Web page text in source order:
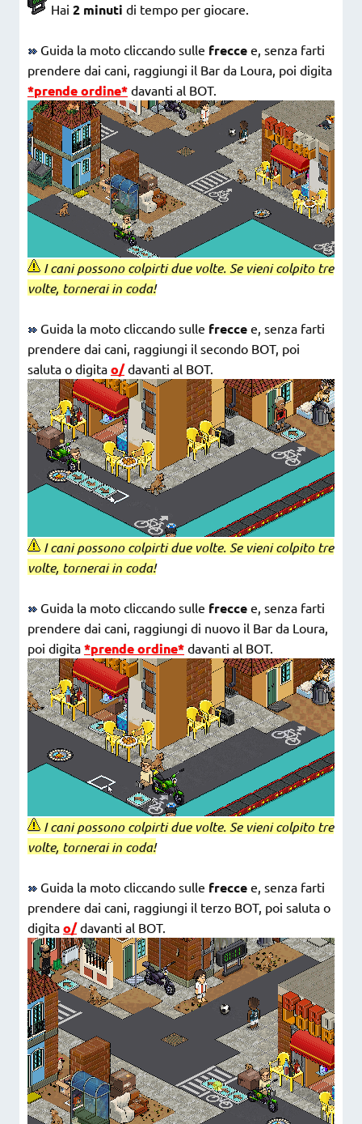
Hai 2 minuti di tempo per giocare.
Guida la moto cliccando sulle frecce e, senza farti
prendere dai cani, raggiungi il Bar da Loura, poi digita
*prende ordine* davanti al BOT.
I cani possono colpirti due volte. Se vieni colpito tre
volte, tornerai in coda!
Guida la moto cliccando sulle frecce e, senza farti
prendere dai cani, raggiungi il secondo BOT, poi
saluta o digita o/davanti al BOT.
I cani possono colpirti due volte. Se vieni colpito tre
volte, tornerai in coda!
Guida la moto cliccando sulle frecce e, senza farti
prendere dai cani, raggiungi di nuovo il Bar da Loura,
poi digita *prende ordine* davanti al BOT.
I cani possono colpirti due volte. Se vieni colpito tre
volte, tornerai in coda!
Guida la moto cliccando sulle frecce e, senza farti
prendere dai cani, raggiungi il terzo BOT, poi saluta o
digita o/davanti al BOT.